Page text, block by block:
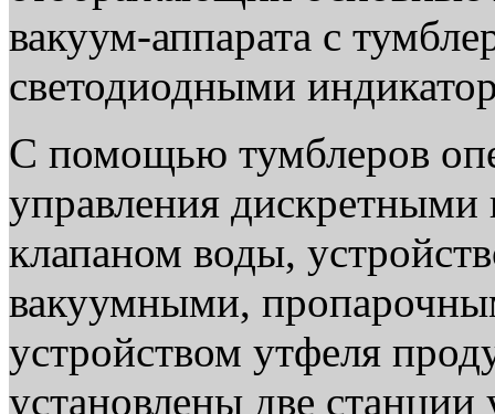
вакуум-аппарата с
светодиодными
С помощью тумблеров
управления
клапаном воды,
вакуумными,
устройством утфеля
установлены две